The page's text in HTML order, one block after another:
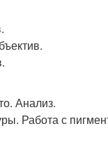
Анализ.
Работа с